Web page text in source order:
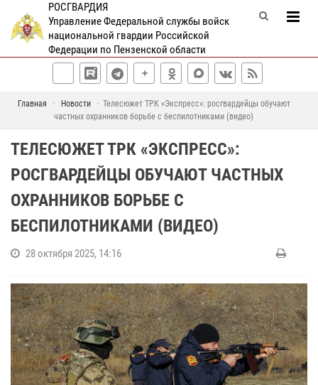
РОСГВАРДИЯ
Управление Федеральной службы войск
национальной гвардии Российской
Федерации по Пензенской области
Главная Новости
Телесюжет ТРК «Экспресс»: росгвардейцы обучают
частных охранников борьбе с беспилотниками (видео)
ТЕЛЕСЮЖЕТ ТРК «ЭКСПРЕСС»:
РОСГВАРДЕЙЦЫ ОБУЧАЮТ ЧАСТНЫХ
ОХРАННИКОВ БОРЬБЕ С
БЕСПИЛОТНИКАМИ (ВИДЕО)
28 октября 2025, 14:16